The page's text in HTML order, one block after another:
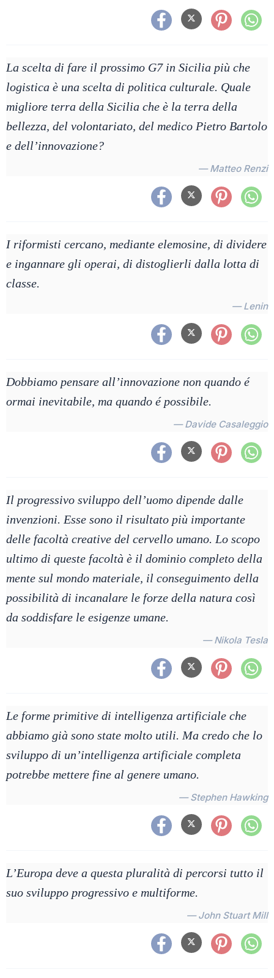
La scelta di fare il prossimo G7 in Sicilia più che
logistica è una scelta di politica culturale. Quale
migliore terra della Sicilia che è la terra della
bellezza, del volontariato, del medico Pietro Bartolo
e dell’innovazione?
— Matteo Renzi
I riformisti cercano, mediante elemosine, di dividere
e ingannare gli operai, di distoglierli dalla lotta di
classe.
— Lenin
Dobbiamo pensare all’innovazione non quando é
ormai inevitabile, ma quando é possibile.
— Davide Casaleggio
Il progressivo sviluppo dell’uomo dipende dalle
invenzioni. Esse sono il risultato più importante
delle facoltà creative del cervello umano. Lo scopo
ultimo di queste facoltà è il dominio completo della
mente sul mondo materiale, il conseguimento della
possibilità di incanalare le forze della natura così
da soddisfare le esigenze umane.
— Nikola Tesla
Le forme primitive di intelligenza artificiale che
abbiamo già sono state molto utili. Ma credo che lo
sviluppo di un’intelligenza artificiale completa
potrebbe mettere fine al genere umano.
— Stephen Hawking
L’Europa deve a questa pluralità di percorsi tutto il
suo sviluppo progressivo e multiforme.
— John Stuart Mill